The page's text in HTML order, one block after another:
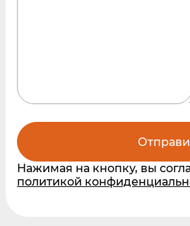
Нажимая на кнопку, вы
политикой